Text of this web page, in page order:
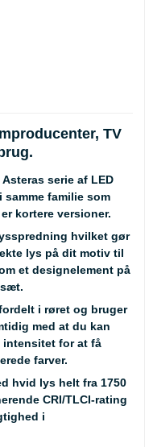
TV
serie af LED
samme familie som
kortere versioner.
hvilket gør
lys på dit motiv til
et designelement på
i røret og bruger
med at du kan
for at få
farver.
hvid lys helt fra 1750
CRI/TLCI-rating
i